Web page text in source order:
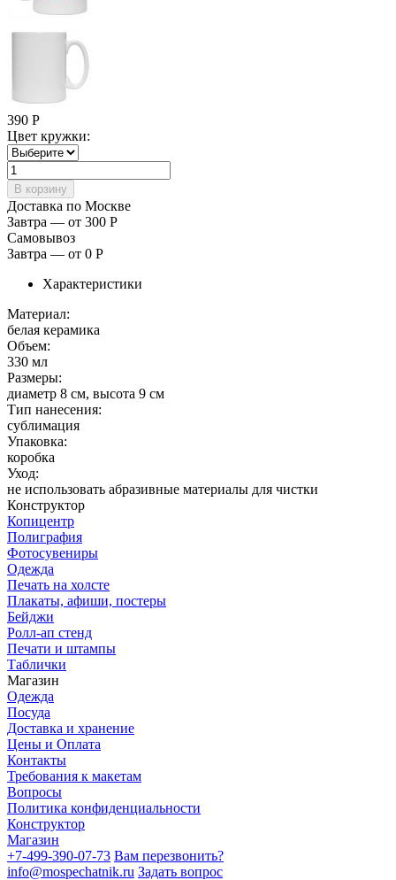
390 Р
Цвет кружки:
Доставка по Москве
Завтра — от 300 Р
Самовывоз
Завтра — от 0 Р
Характеристики
Материал:
белая керамика
Объем:
330 мл
Размеры:
диаметр 8 см, высота 9 см
Тип нанесения:
сублимация
Упаковка:
коробка
Уход:
не использовать абразивные материалы для чистки
Конструктор
Копицентр
Полиграфия
Фотосувениры
Одежда
Печать на холсте
Плакаты, афиши, постеры
Бейджи
Ролл-ап стенд
Печати и штампы
Таблички
Магазин
Одежда
Посуда
Доставка и хранение
Цены и Оплата
Контакты
Требования к макетам
Вопросы
Политика конфиденциальности
Конструктор
Магазин
+7-499-390-07-73 Вам перезвонить?
info@mospechatnik.ru Задать вопрос